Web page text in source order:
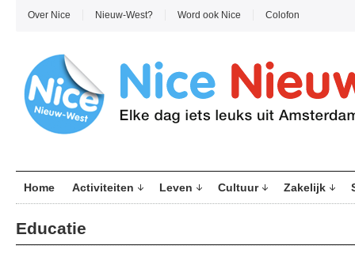
Over Nice Nieuw-West? Word ook Nice Colofon
Home Activiteiten Leven Cultuur Zakelijk
Educatie